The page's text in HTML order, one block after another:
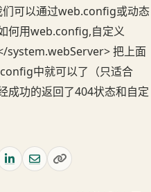
可以通过web.config或动态
何用web.config,自定义
system.webServer>把上面
中就可以了（只适合
成功的返回了404状态和自定